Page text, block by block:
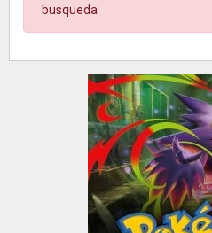
busqueda